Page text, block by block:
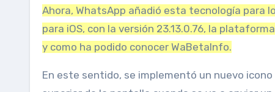
Ahora, WhatsApp añadió esta tecnología para
para iOS, con la versión 23.13.0.76, la
y como ha podido conocer WaBetaInfo.
En este sentido, se implementó un nuevo